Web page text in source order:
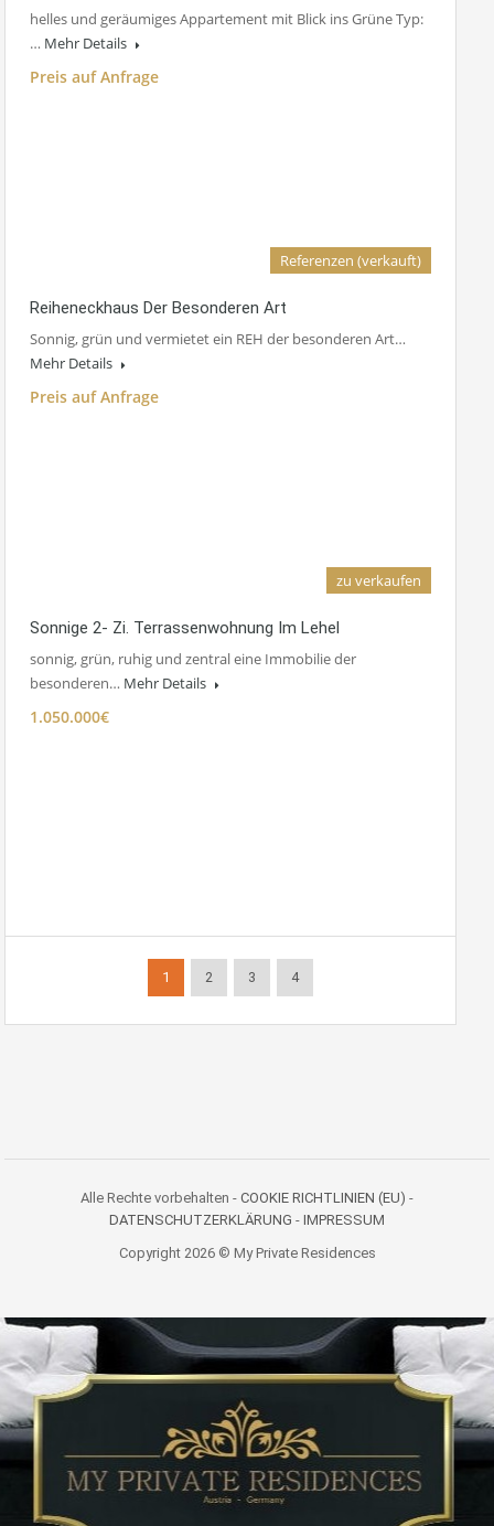
helles und geräumiges Appartement mit Blick ins Grüne Typ:
… Mehr Details
Preis auf Anfrage
Referenzen (verkauft)
Reiheneckhaus Der Besonderen Art
Sonnig, grün und vermietet ein REH der besonderen Art…
Mehr Details
Preis auf Anfrage
zu verkaufen
Sonnige 2- Zi. Terrassenwohnung Im Lehel
sonnig, grün, ruhig und zentral eine Immobilie der
besonderen… Mehr Details
1.050.000€
1 2 3 4
Alle Rechte vorbehalten - COOKIE RICHTLINIEN (EU) -
DATENSCHUTZERKLÄRUNG - IMPRESSUM
Copyright 2026 © My Private Residences